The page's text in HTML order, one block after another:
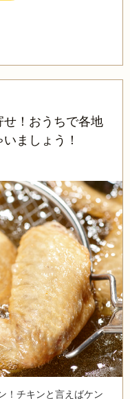
！おうちで各地
ましょう！
！チキンと言えばケン